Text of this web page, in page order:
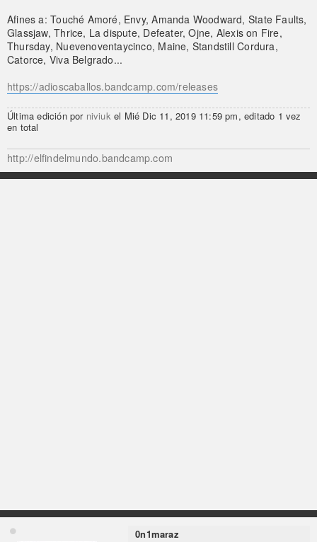
Afines a: Touché Amoré, Envy, Amanda Woodward, State Faults,
Glassjaw, Thrice, La dispute, Defeater, Ojne, Alexis on Fire,
Thursday, Nuevenoventaycinco, Maine, Standstill Cordura,
Catorce, Viva Belgrado...
https://adioscaballos.bandcamp.com/releases
Última edición por niviukel Mié Dic 11, 2019 11:59 pm, editado 1 vez
en total
http://elfindelmundo.bandcamp.com
0n1maraz